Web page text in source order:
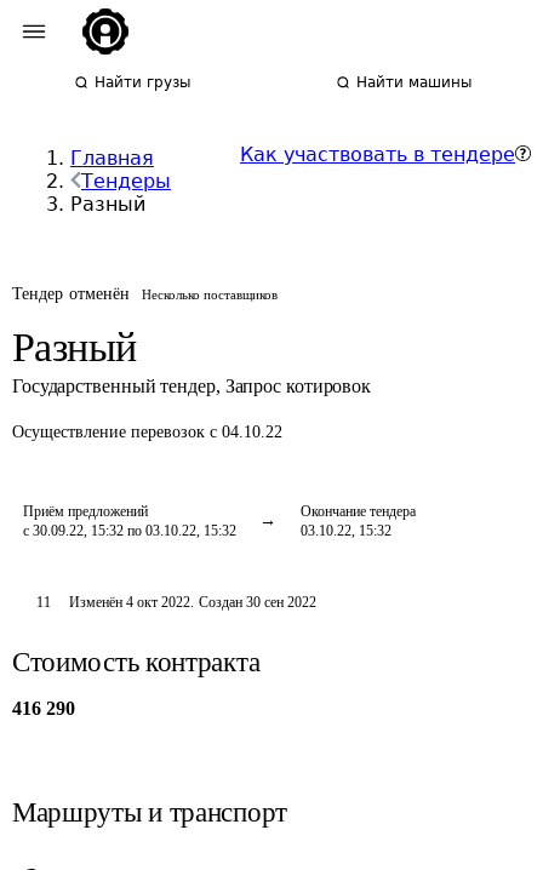
Найти грузы Найти машины
Главная
Тендеры
Разный
Как участвовать в тендере
Тендер отменён Несколько поставщиков
Разный
Государственный тендер, Запрос котировок
Осуществление перевозок с 04.10.22
Приём предложений
с 30.09.22, 15:32 по 03.10.22, 15:32
Окончание тендера
03.10.22, 15:32
11 Изменён4 окт 2022. Создан 30 сен 2022
Стоимость контракта
416 290
Маршруты и транспорт